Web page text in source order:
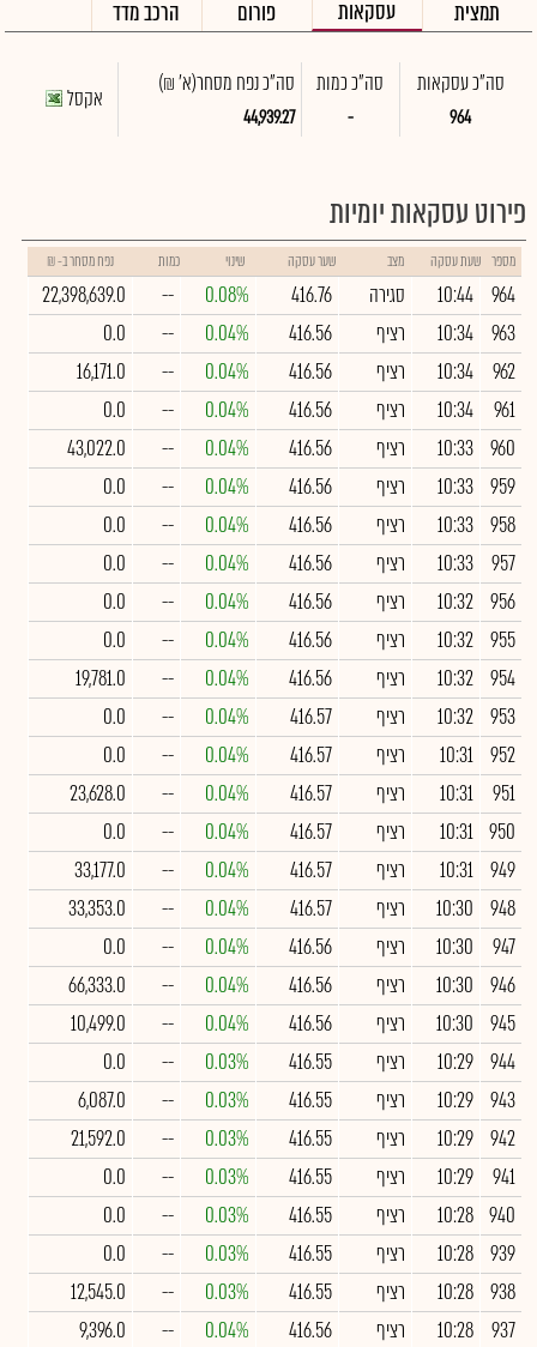
תמצית עסקאות פורום הרכב מדד
סה"כ עסקאות
964
סה"כ כמות
-
סה"כ נפח מסחר(א' ₪)
44,939.27
אקסל
פירוט עסקאות יומיות
מספר שעת עסקה מצב שער עסקה שינוי כמות נפח מסחר ב- ₪
964
10:44 סגירה 416.76
0.08%
--
22,398,639.0
963
10:34 רציף 416.56
0.04%
--
0.0
962
10:34 רציף 416.56
0.04%
--
16,171.0
961
10:34 רציף 416.56
0.04%
--
0.0
960
10:33 רציף 416.56
0.04%
--
43,022.0
959
10:33 רציף 416.56
0.04%
--
0.0
958
10:33 רציף 416.56
0.04%
--
0.0
957
10:33 רציף 416.56
0.04%
--
0.0
956
10:32 רציף 416.56
0.04%
--
0.0
955
10:32 רציף 416.56
0.04%
--
0.0
954
10:32 רציף 416.56
0.04%
--
19,781.0
953
10:32 רציף 416.57
0.04%
--
0.0
952
10:31 רציף 416.57
0.04%
--
0.0
951
10:31 רציף 416.57
0.04%
--
23,628.0
950
10:31 רציף 416.57
0.04%
--
0.0
949
10:31 רציף 416.57
0.04%
--
33,177.0
948
10:30 רציף 416.57
0.04%
--
33,353.0
947
10:30 רציף 416.56
0.04%
--
0.0
946
10:30 רציף 416.56
0.04%
--
66,333.0
945
10:30 רציף 416.56
0.04%
--
10,499.0
944
10:29 רציף 416.55
0.03%
--
0.0
943
10:29 רציף 416.55
0.03%
--
6,087.0
942
10:29 רציף 416.55
0.03%
--
21,592.0
941
10:29 רציף 416.55
0.03%
--
0.0
940
10:28 רציף 416.55
0.03%
--
0.0
939
10:28 רציף 416.55
0.03%
--
0.0
938
10:28 רציף 416.55
0.03%
--
12,545.0
937
10:28 רציף 416.56
0.04%
--
9,396.0